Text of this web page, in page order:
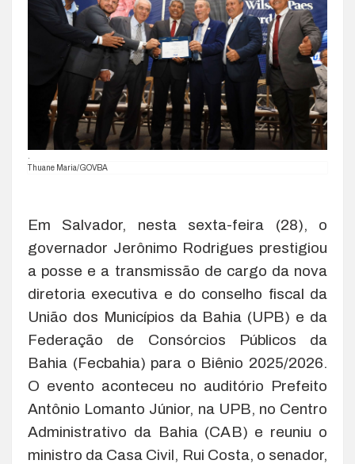
Thuane Maria/GOVBA
Em Salvador, nesta sexta-feira (28), o
governador Jerônimo Rodrigues prestigiou
a posse e a transmissão de cargo da nova
diretoria executiva e do conselho fiscal da
União dos Municípios da Bahia (UPB) e da
Federação de Consórcios Públicos da
Bahia (Fecbahia) para o Biênio 2025/2026.
O evento aconteceu no auditório Prefeito
Antônio Lomanto Júnior, na UPB, no Centro
Administrativo da Bahia (CAB) e reuniu o
ministro da Casa Civil, Rui Costa, o senador,